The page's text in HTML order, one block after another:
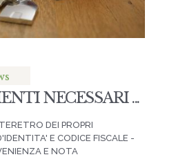
NECESSARI ...
DEI PROPRI
E CODICE FISCALE -
E NOTA